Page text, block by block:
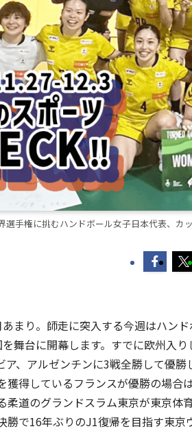
選手権に挑むハンドボール女子日本代表、
まり。師走に突入する今週はハン
舞台に開幕します。すでに欧州入
ア、アルゼンチンに3戦全勝して優
獲得しているフランスが優勝の場
柔道のグランドスラム東京が東京体
勝で16年ぶりのJ1復帰を目指す東